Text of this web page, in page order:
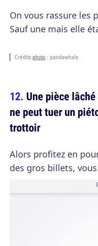
On vous rassure les
Sauf une mais elle
Crédits photo : pandawhale
Une pièce
ne peut tuer un
trottoir
Alors profitez en
des gros billets,